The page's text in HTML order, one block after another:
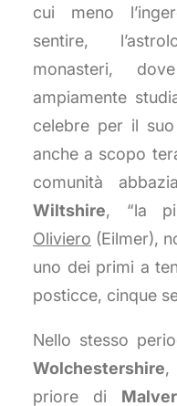
cui meno
sentire,
monasteri,
ampiamente
celebre per il
anche a scopo
comunità
Wiltshire, “la
Oliviero (Eilmer),
uno dei primi a
posticce, cinque
Nello stesso
Wolchestershire,
priore di